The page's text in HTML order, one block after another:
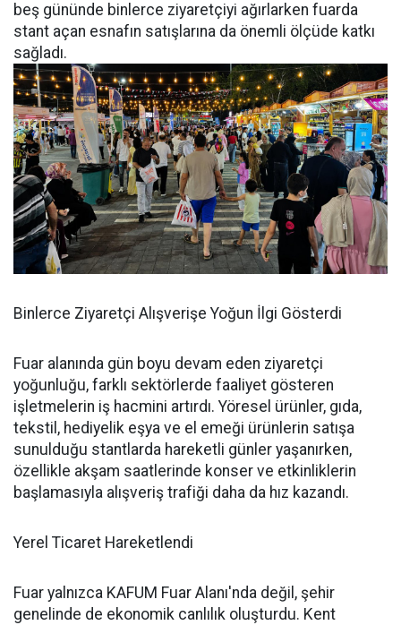
beş gününde binlerce ziyaretçiyi ağırlarken fuarda
stant açan esnafın satışlarına da önemli ölçüde katkı
sağladı.
Binlerce Ziyaretçi Alışverişe Yoğun İlgi Gösterdi
Fuar alanında gün boyu devam eden ziyaretçi
yoğunluğu, farklı sektörlerde faaliyet gösteren
işletmelerin iş hacmini artırdı. Yöresel ürünler, gıda,
tekstil, hediyelik eşya ve el emeği ürünlerin satışa
sunulduğu stantlarda hareketli günler yaşanırken,
özellikle akşam saatlerinde konser ve etkinliklerin
başlamasıyla alışveriş trafiği daha da hız kazandı.
Yerel Ticaret Hareketlendi
Fuar yalnızca KAFUM Fuar Alanı'nda değil, şehir
genelinde de ekonomik canlılık oluşturdu. Kent